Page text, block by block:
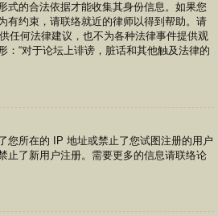
式的合法依据才能收集其身份信息。如果您
有约束，请联络就近的律师以得到帮助。请
任何法律建议，也不为各种法律事件提供观
：“对于论坛上诽谤，脏话和其他触及法律的
您所在的 IP 地址或禁止了您试图注册的用户
止了新用户注册。需要更多的信息请联络论